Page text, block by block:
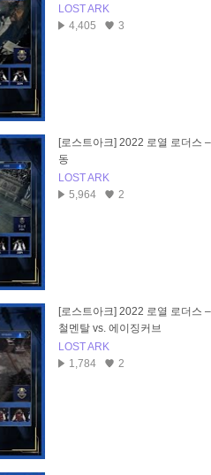
LOST ARK
4,405
3
[로스트아크] 2022 로열 로더스
동
LOST ARK
5,964
2
[로스트아크] 2022 로열 로더스
철멘탈 vs. 에이징커브
LOST ARK
1,784
2